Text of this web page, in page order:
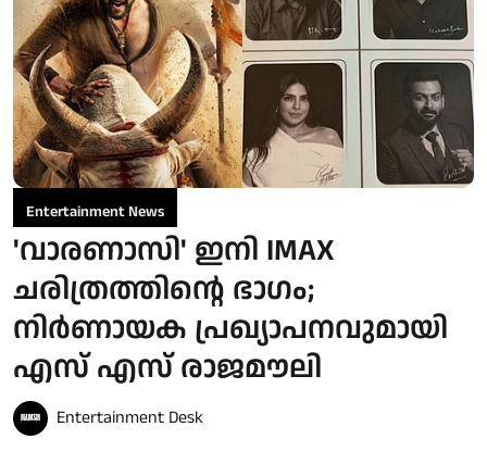
Entertainment News
'വാരണാസി' ഇനി IMAX
ചരിത്രത്തിന്റെ ഭാഗം;
നിർണായക പ്രഖ്യാപനവുമായി
എസ് എസ് രാജമൗലി
Entertainment Desk